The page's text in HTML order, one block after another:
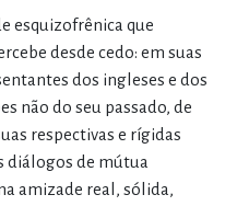
esquizofrênica que
desde cedo: em suas
dos ingleses e dos
não do seu passado, de
respectivas e rígidas
diálogos de mútua
amizade real, sólida,